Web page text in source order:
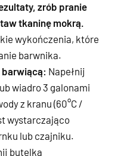
zrób pranie
tkaninę mokrą.
wykończenia, które
barwnika.
Napełnij
wiadro 3 galonami
z kranu (60°C /
wystarczająco
lub czajniku.
butelką